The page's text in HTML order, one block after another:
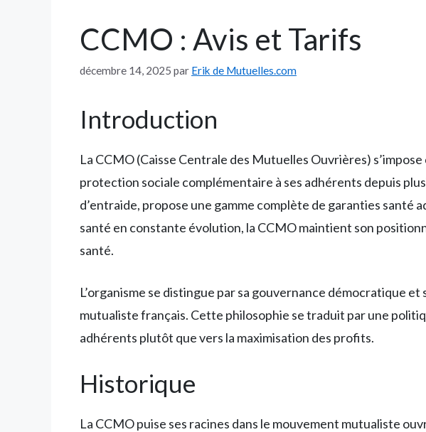
CCMO : Avis et Tarifs
décembre 14, 2025 par Erik de Mutuelles.com
Introduction
La CCMO (Caisse Centrale des Mutuelles Ouvrières)
protection sociale complémentaire à ses adhérents depuis
d’entraide, propose une gamme complète de garanties santé
santé en constante évolution, la CCMO maintient son
santé.
L’organisme se distingue par sa gouvernance démocratique
mutualiste français. Cette philosophie se traduit par une
adhérents plutôt que vers la maximisation des profits.
Historique
La CCMO puise ses racines dans le mouvement mutualiste